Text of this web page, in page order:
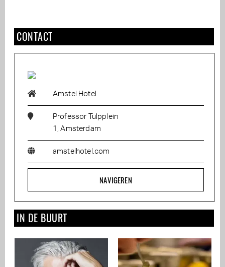
CONTACT
Amstel Hotel
Professor Tulpplein
1, Amsterdam
amstelhotel.com
NAVIGEREN
IN DE BUURT